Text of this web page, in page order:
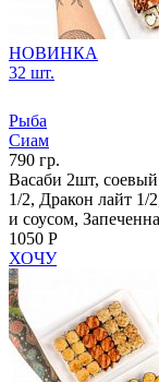
НОВИНКА
32 шт.
Рыба
Сиам
790 гр.
Васаби 2шт,
1/2, Дракон лайт 1/
и соусом,
1050 Р
ХОЧУ